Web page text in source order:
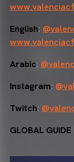
English:
Arabic:
Instagram:
Twitch:
GLOBAL GUIDE